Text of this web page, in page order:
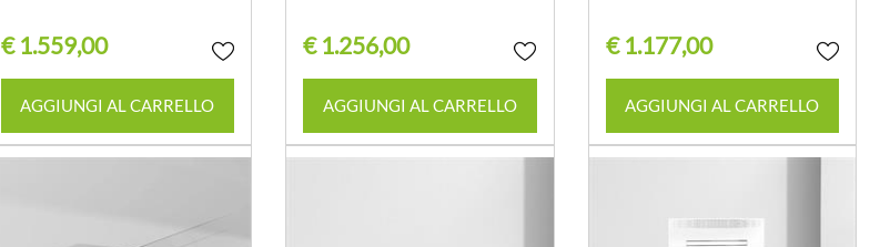
€ 1.559,00
AGGIUNGI AL CARRELLO
€ 1.256,00
AGGIUNGI AL CARRELLO
€ 1.177,00
AGGIUNGI AL CARRELLO